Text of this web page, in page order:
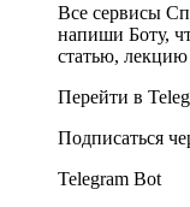
Все сервисы
напиши Боту,
статью, лекцию
Перейти в
Подписаться
Telegram Bot